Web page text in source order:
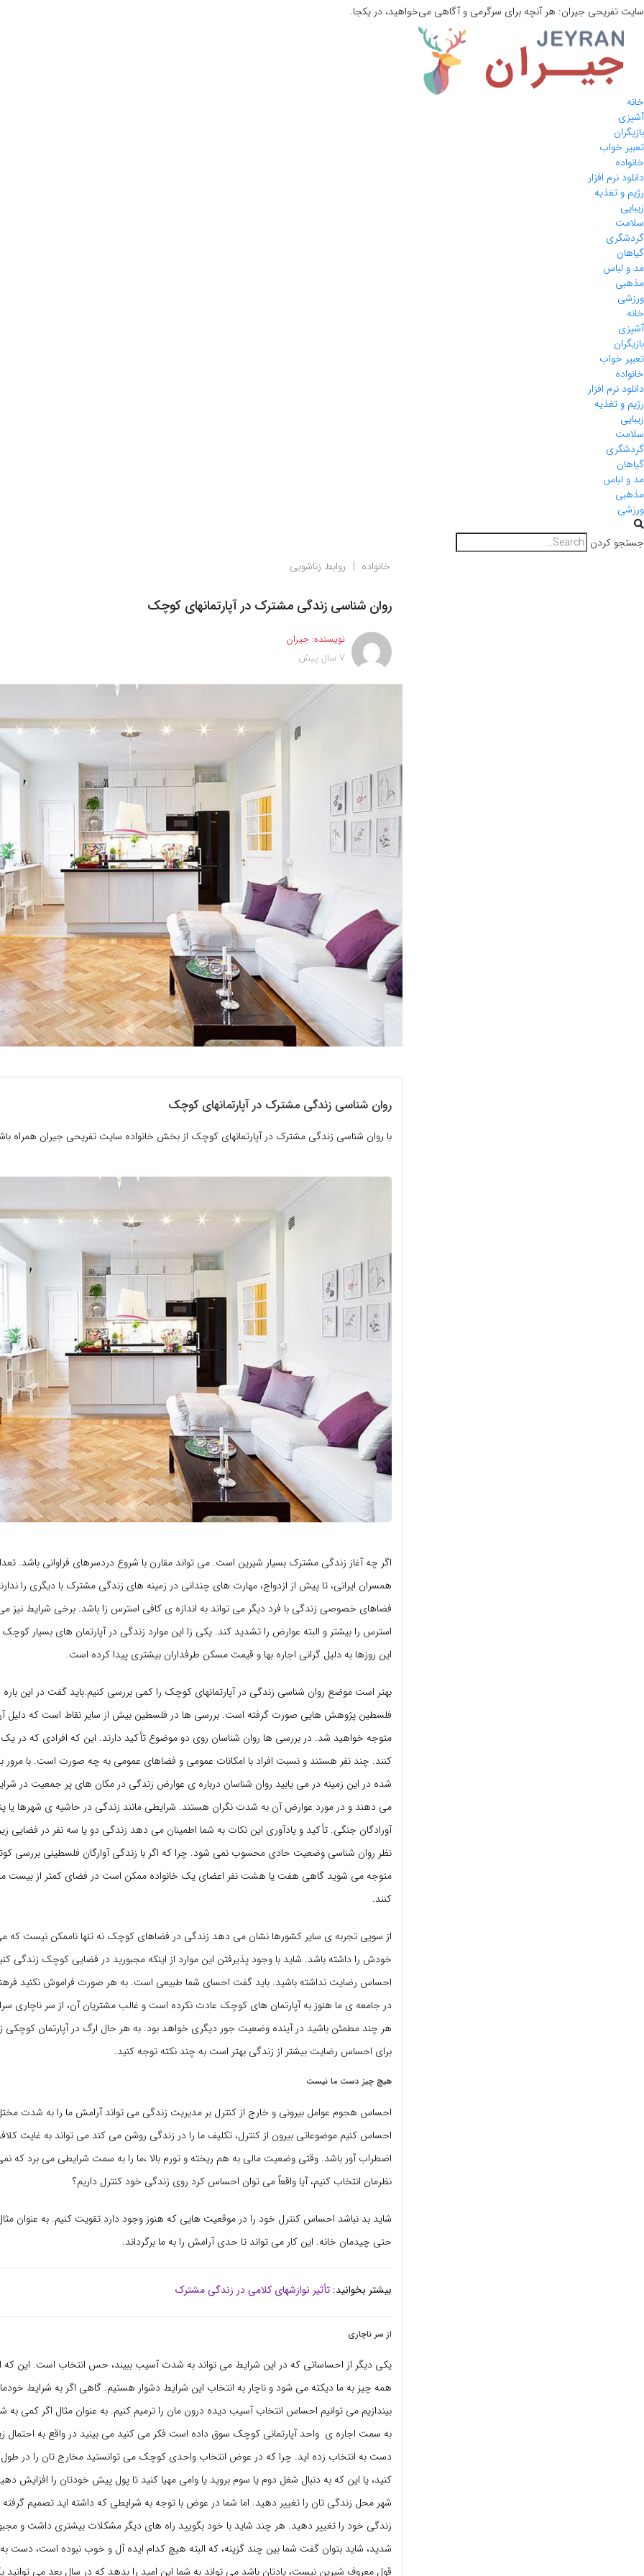
سایت تفریحی جیران: هر آنچه برای سرگرمی و آگاهی می‌خواهید، در یکجا.
خانه
آشپزی
بازیگران
تعبیر خواب
خانواده
دانلود نرم افزار
رژیم و تغذیه
زیبایی
سلامت
گردشگری
گیاهان
مد و لباس
مذهبی
ورزشی
خانه
آشپزی
بازیگران
تعبیر خواب
خانواده
دانلود نرم افزار
رژیم و تغذیه
زیبایی
سلامت
گردشگری
گیاهان
مد و لباس
مذهبی
ورزشی
جستجو کردن
خانواده
روابط زناشویی
روان شناسی زندگی مشترک در آپارتمانهای کوچک
نویسنده: جیران
7 سال پیش
روان شناسی زندگی مشترک در آپارتمانهای کوچک
با روان شناسی زندگی مشترک در آپارتمانهای کوچک از بخش خانواده سایت تفریحی جیران همراه
اگر چه آغاز زندگی مشترک بسیار شیرین است. می تواند مقارن با شروع دردسرهای فراوانی باشد.
همسران ایرانی، تا پیش از ازدواج، مهارت های چندانی در زمینه های زندگی مشترک با دیگری را
فضاهای خصوصی زندگی با فرد دیگر می تواند به اندازه ی کافی استرس زا باشد. برخی شرایط نیز می
استرس را بیشتر و البته عوارض را تشدید کند. یکی زا این موارد زندگی در آپارتمان های بسیار
این روزها به دلیل گرانی اجاره بها و قیمت مسکن طرفداران بیشتری پیدا کرده است.
بهتر است موضع روان شناسی زندگی در آپارتمانهای کوچک را کمی بررسی کنیم.باید گفت در این باره
فلسطین پژوهش هایی صورت گرفته است. بررسی ها در فلسطین بیش از سایر نقاط است که دلیل
متوجه خواهید شد. در بررسی ها روان شناسان روی دو موضوع تأکید دارند. این که افرادی که در
کنند. چند نفر هستند و نسبت افراد با امکانات عمومی و فضاهای عمومی به چه صورت است. با مرور
شده در این زمینه در می یابید روان شناسان درباره ی عوارض زندگی در مکان های پر جمعیت در
می دهند و در مورد عوارض آن به شدت نگران هستند. شرایطی مانند زندگی در حاشیه ی شهرها یا
نظر روان شناسی وضعیت حادی محسوب نمی شود. چرا که اگر با زندگی آوارگان فلسطینی بررسی
متوجه می شوید گاهی هفت یا هشت نفر اعضای یک خانواده ممکن است در فضای کمتر از بیست
کنند.
از سویی تجربه ی سایر کشورها نشان می دهد زندگی در فضاهای کوچک نه تنها ناممکن نیست که می
خودش را داشته باشد. شاید با وجود پذیرفتن این موارد از اینکه مجبورید در فضایی کوچک زندگی
احساس رضایت نداشته باشید. باید گفت احسای شما طبیعی است. به هر صورت فراموش نکنید
در جامعه ی ما هنوز به آپارتمان های کوچک عادت نکرده است و غالب مشتریان آن، از سر ناچاری
هر چند مطمئن باشید در آینده وضعیت جور دیگری خواهد بود. به هر حال ارگ در آپارتمان کوچکی
برای احساس رضایت بیشتر از زندگی بهتر است به چند نکته توجه کنید.
هیچ چیز دست ما نیست
احساس هجوم عوامل بیرونی و خارج از کنترل بر مدیریت زندگی می تواند آرامش ما را به شدت
احساس کنیم موضوعاتی بیرون از کنترل، تکلیف ما را در زندگی روشن می کند می تواند به غایت کلافه
اضطراب آور باشد. وقتی وضعیت مالی به هم ریخته و تورم بالا ،ما را به سمت شرایطی می برد که
نظرمان انتخاب کنیم، آیا واقعاً می توان احساس کرد روی زندگی خود کنترل داریم؟
شاید بد نباشد احساس کنترل خود را در موقعیت هایی که هنوز وجود دارد تقویت کنیم. به عنوان
حتی چیدمان خانه. این کار می تواند تا حدی آرامش را به ما برگرداند.
بیشتر بخوانید: تأثیر نوازشهای کلامی در زندگی مشترک
از سر ناچاری
یکی دیگر از احساساتی که در این شرایط می تواند به شدت آسیب ببیند، حس انتخاب است. این
همه چیز به ما دیکته می شود و ناچار به انتخاب این شرایط دشوار هستیم. گاهی اگر به شرایط
بیندازیم می توانیم احساس انتخاب آسیب دیده درون مان را ترمیم کنیم. به عنوان مثال اگر کمی به
به سمت اجاره ی واحد آپارتمانی کوچک سوق داده است فکر می کنید می بینید در واقع به احتمال
دست به انتخاب زده اید. چرا که در عوض انتخاب واحدی کوچک می توانستید مخارج تان را در طول
کنید، یا این که به دنبال شغل دوم یا سوم بروید یا وامی مهیا کنید تا پول پیش خودتان را افزایش
شهر محل زندگی تان را تغییر دهید. اما شما در عوض با توجه به شرایطی که داشته اید تصمیم
زندگی خود را تغییر دهید. هر چند شاید با خود بگویید راه های دیگر مشکلات بیشتری داشت و
شدید، شاید بتوان گفت شما بین چند گزینه، که البته هیچ کدام ایده آل و خوب نبوده است، دست
قول معروف شیرین نیست، یادتان باشد می تواند به شما این امید را بدهد که در سال بعد می توانید